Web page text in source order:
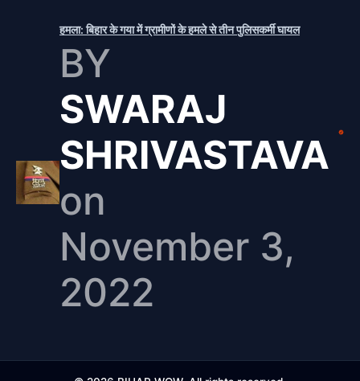
हमला: बिहार के गया में ग्रामीणों के हमले से तीन पुलिसकर्मी घायल
BY
SWARAJ
SHRIVASTAVA
on
November 3,
2022